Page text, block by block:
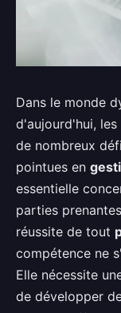
Dans le monde
d'aujourd'hui,
de nombreux
pointues en
essentielle
parties
réussite de tout
compétence ne
Elle nécessite
de développer